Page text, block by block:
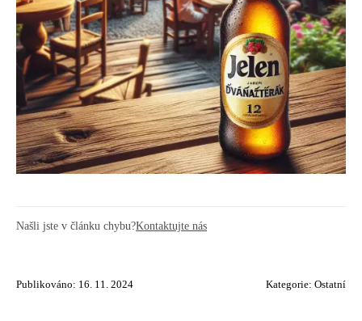
Našli jste v článku chybu?Kontaktujte nás
Publikováno: 16. 11. 2024 Kategorie: Ostatní